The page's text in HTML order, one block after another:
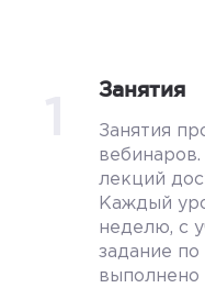
Занятия
Занятия
лекций
Каждый
неделю, с
задание
выполнено